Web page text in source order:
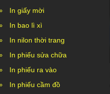
In giấy mời
In bao lì xì
In nilon thời trang
In phiếu sửa chữa
In phiếu ra vào
In phiếu cầm đồ